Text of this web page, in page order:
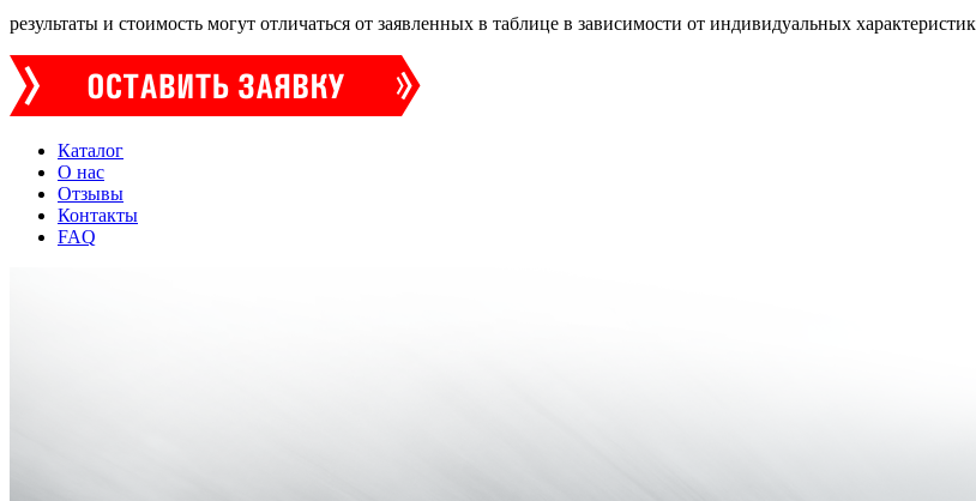
результаты и стоимость могут отличаться от заявленных в таблице в зависимости от индивидуальных
Каталог
О нас
Отзывы
Контакты
FAQ